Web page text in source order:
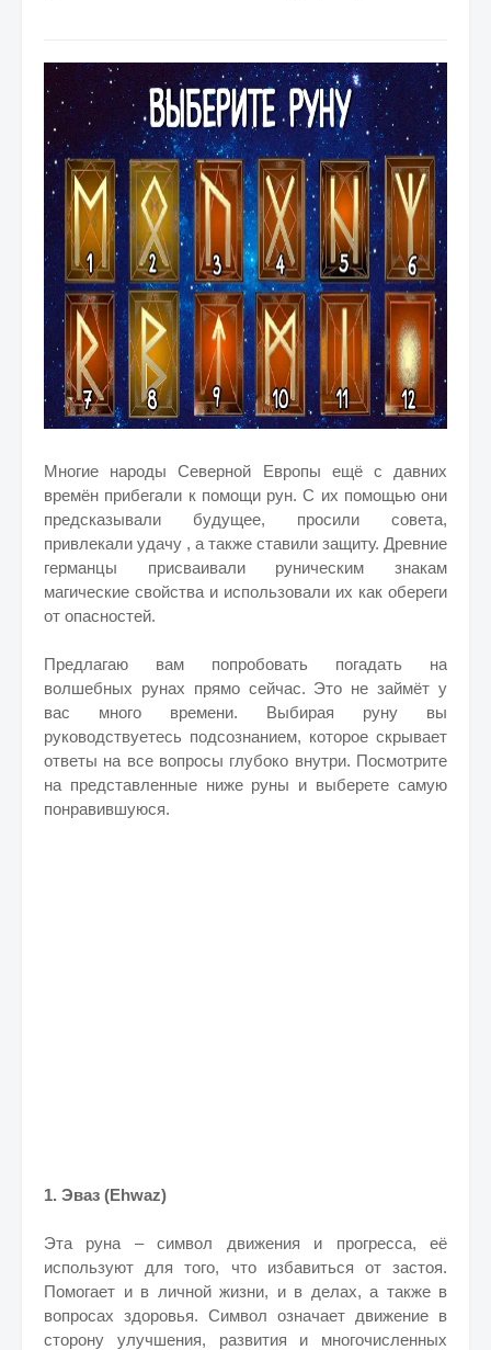
Многие народы Северной Европы ещё с давних
времён прибегали к помощи рун. С их помощью они
предсказывали будущее, просили совета,
привлекали удачу , а также ставили защиту. Древние
германцы присваивали руническим знакам
магические свойства и использовали их как обереги
от опасностей.
Предлагаю вам попробовать погадать на
волшебных рунах прямо сейчас. Это не займёт у
вас много времени. Выбирая руну вы
руководствуетесь подсознанием, которое скрывает
ответы на все вопросы глубоко внутри. Посмотрите
на представленные ниже руны и выберете самую
понравившуюся.
1. Эваз (Ehwaz)
Эта руна – символ движения и прогресса, её
используют для того, что избавиться от застоя.
Помогает и в личной жизни, и в делах, а также в
вопросах здоровья. Символ означает движение в
сторону улучшения, развития и многочисленных